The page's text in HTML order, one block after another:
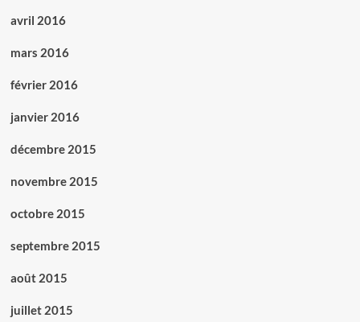
avril 2016
mars 2016
février 2016
janvier 2016
décembre 2015
novembre 2015
octobre 2015
septembre 2015
août 2015
juillet 2015